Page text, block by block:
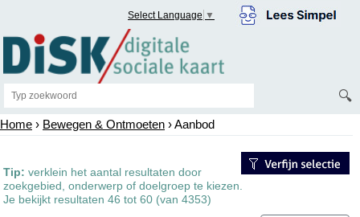
Select Language ▼
🔍
Home › Bewegen & Ontmoeten › Aanbod
Tip: verklein het aantal resultaten door
zoekgebied, onderwerp of doelgroep te kiezen.
Je bekijkt resultaten 46 tot 60 (van 4353)